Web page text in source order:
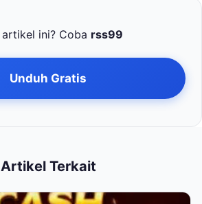
artikel ini? Coba rss99
Unduh Gratis
Artikel Terkait